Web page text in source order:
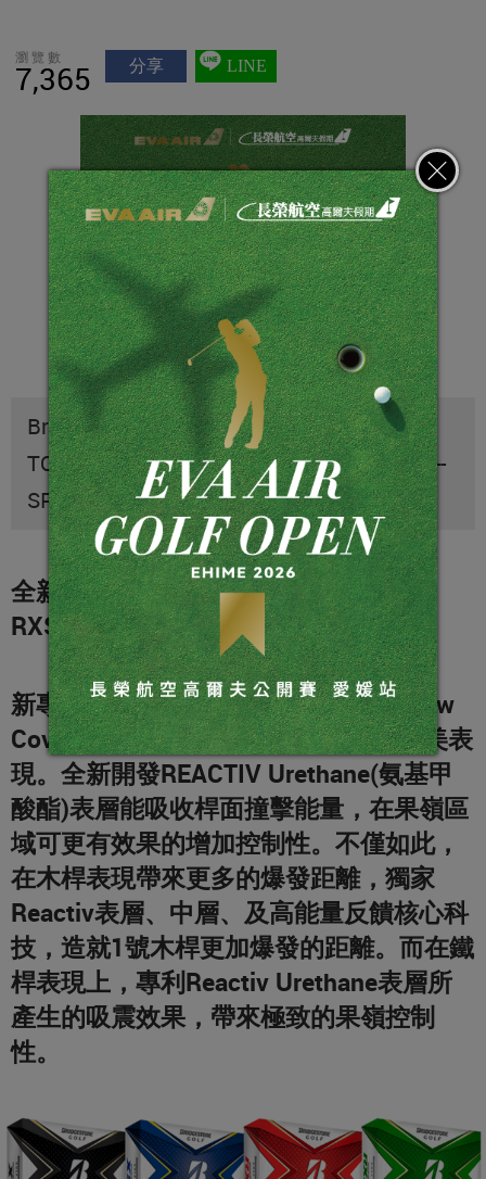
瀏覽數
7,365 分享 LINE
Bridgestone推出全新2020系列高爾夫球：
TOUR B系列--X、XS、RX、RXS；e12系列--
SPEED、SOFT，向全球防疫英雄致敬。
全新2020 TOUR B系列--X、XS、RX、
RXS球
新專利外皮材質Featuring Patented New
Cover Material，可達到速度控制的完美表
現。全新開發REACTIV Urethane(氨基甲
酸酯)表層能吸收桿面撞擊能量，在果嶺區
域可更有效果的增加控制性。不僅如此，
在木桿表現帶來更多的爆發距離，獨家
Reactiv表層、中層、及高能量反饋核心科
技，造就1號木桿更加爆發的距離。而在鐵
桿表現上，專利Reactiv Urethane表層所
產生的吸震效果，帶來極致的果嶺控制
性。